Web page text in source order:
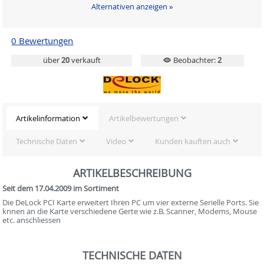
Alternativen anzeigen »
0 Bewertungen
über20verkauft Beobachter:2
Artikelinformation Artikelbewertungen
Technische Daten Video Kunden kauften auch
ARTIKELBESCHREIBUNG
Seit dem 17.04.2009 im Sortiment
Die DeLock PCI Karte erweitert Ihren PC um vier externe Serielle Ports. Sie
knnen an die Karte verschiedene Gerte wie z.B. Scanner, Modems, Mouse
etc. anschliessen
TECHNISCHE DATEN